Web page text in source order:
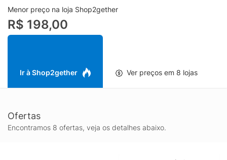
pespontado- Barra simplesEspecificações & CuidadosLavar à
máquinaComposição: 100% AlgodãoCor: VerdeMarca: Austral
Menor preço na loja Shop2gether
R$ 198,00
Ir à Shop2gether Ver preços em 8 lojas
Ofertas
Encontramos 8 ofertas, veja os detalhes abaixo.